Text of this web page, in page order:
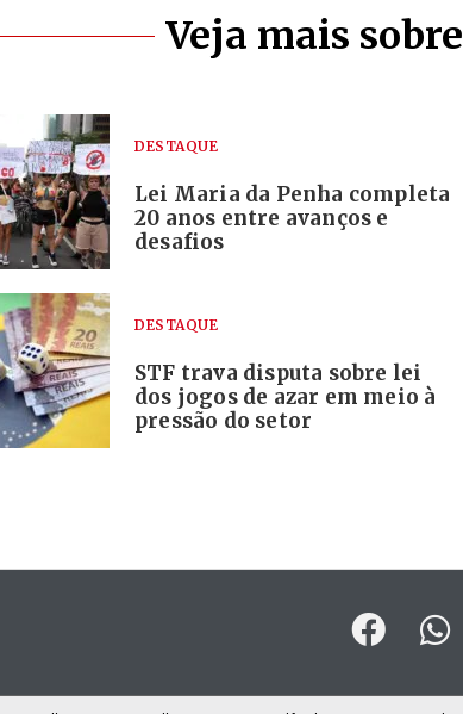
Veja mais sobre
DESTAQUE
Lei Maria da Penha completa
20 anos entre avanços e
desafios
DESTAQUE
STF trava disputa sobre lei
dos jogos de azar em meio à
pressão do setor